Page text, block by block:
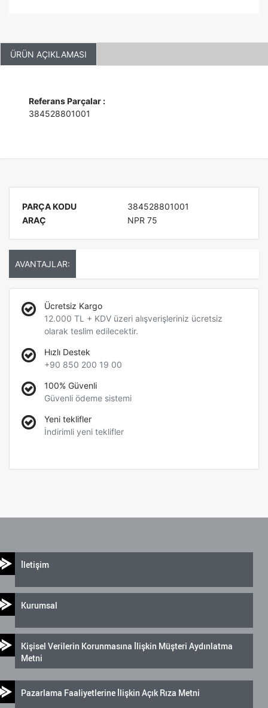
ÜRÜN AÇIKLAMASI
Referans Parçalar :
384528801001
PARÇA KODU
384528801001
ARAÇ
NPR 75
AVANTAJLAR:
Ücretsiz Kargo
12.000 TL + KDV üzeri alışverişleriniz ücretsiz
olarak teslim edilecektir.
Hızlı Destek
+90 850 200 19 00
100% Güvenli
Güvenli ödeme sistemi
Yeni teklifler
İndirimli yeni teklifler
İletişim
Kurumsal
Kişisel Verilerin Korunmasına İlişkin Müşteri Aydınlatma
Metni
Pazarlama Faaliyetlerine İlişkin Açık Rıza Metni